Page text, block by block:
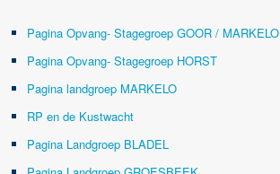
Pagina Opvang- Stagegroep GOOR / MARKELO
Pagina Opvang- Stagegroep HORST
Pagina landgroep MARKELO
RP en de Kustwacht
Pagina Landgroep BLADEL